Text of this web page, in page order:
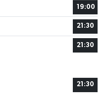
19:00
21:30
21:30
21:30